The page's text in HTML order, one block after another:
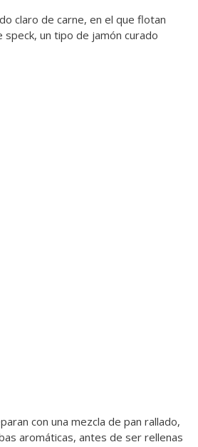
claro de carne, en el que flotan
speck, un tipo de jamón curado
con una mezcla de pan rallado,
aromáticas, antes de ser rellenas